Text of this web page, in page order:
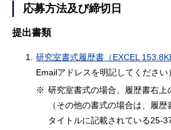
応募方法及び締切日
提出書類
1. 研究室書式履歴書 （EXCEL
Emailアドレスを明記してください
※ 研究室書式の場合、履歴書右上
（その他の書式の場合は、履
タイトルに記載されている25-